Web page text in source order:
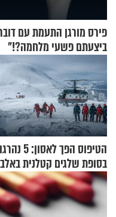
פירס מורגן התעמת עם
ביצעתם פשעי מלחמה?!"
הטיפוס הפך לאסון: 5 נהרגו
בסופת שלגים קטלנית